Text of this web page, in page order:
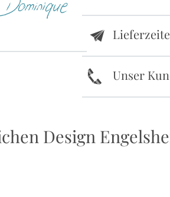
e
k Unser
Design